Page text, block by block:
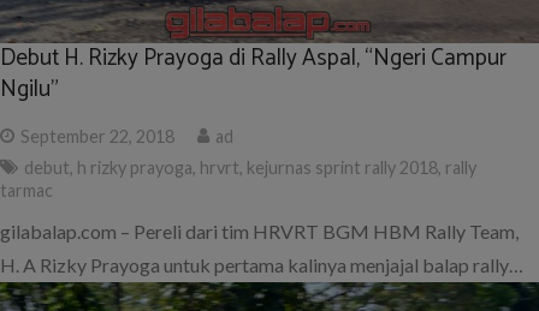
Debut H. Rizky Prayoga di Rally Aspal, “Ngeri Campur
Ngilu”
September 22, 2018
ad
debut, h rizky prayoga, hrvrt, kejurnas sprint rally 2018, rally
tarmac
gilabalap.com – Pereli dari tim HRVRT BGM HBM Rally Team,
H. A Rizky Prayoga untuk pertama kalinya menjajal balap rally…